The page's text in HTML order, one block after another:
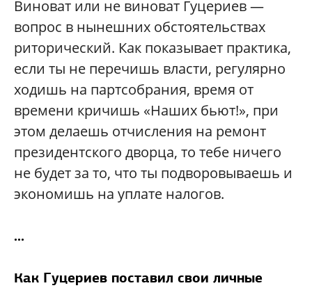
Виноват или не виноват Гуцериев —
вопрос в нынешних обстоятельствах
риторический. Как показывает практика,
если ты не перечишь власти, регулярно
ходишь на партсобрания, время от
времени кричишь «Наших бьют!», при
этом делаешь отчисления на ремонт
президентского дворца, то тебе ничего
не будет за то, что ты подворовываешь и
экономишь на уплате налогов.
...
Как Гуцериев поставил свои личные